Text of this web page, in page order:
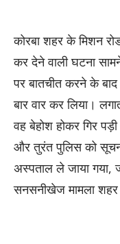
कोरबा शहर के मिशन
कर देने वाली घटना
पर बातचीत करने के
बार वार कर लिया।
वह बेहोश होकर गिर
और तुरंत पुलिस को
अस्पताल ले जाया गया,
सनसनीखेज मामला शहर